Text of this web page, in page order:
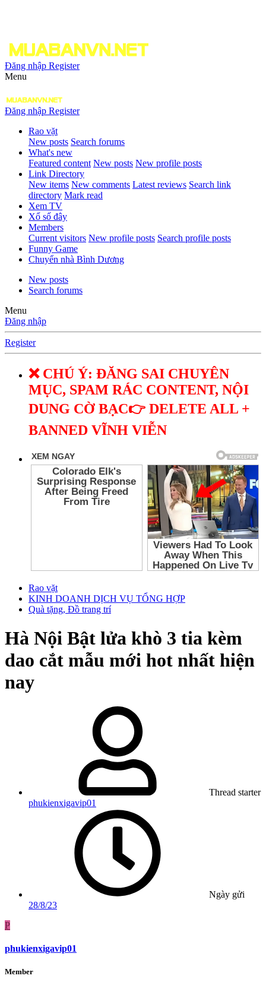
Đăng nhập Register
Menu
Đăng nhập Register
Rao vặt
New posts Search forums
What's new
Featured content New posts New profile posts
Link Directory
New items New comments Latest reviews Search link
directory Mark read
Xem TV
Xổ số đây
Members
Current visitors New profile posts Search profile posts
Funny Game
Chuyển nhà Bình Dương
New posts
Search forums
Menu
Đăng nhập
Register
❌ CHÚ Ý: ĐĂNG SAI CHUYÊN
MỤC, SPAM RÁC CONTENT, NỘI
DUNG CỜ BẠC👉 DELETE ALL +
BANNED VĨNH VIỄN
Rao vặt
KINH DOANH DỊCH VỤ TỔNG HỢP
Quà tặng, Đồ trang trí
Hà Nội Bật lửa khò 3 tia kèm
dao cắt mẫu mới hot nhất hiện
nay
Thread starter
phukienxigavip01
Ngày gửi
28/8/23
P
phukienxigavip01
Member